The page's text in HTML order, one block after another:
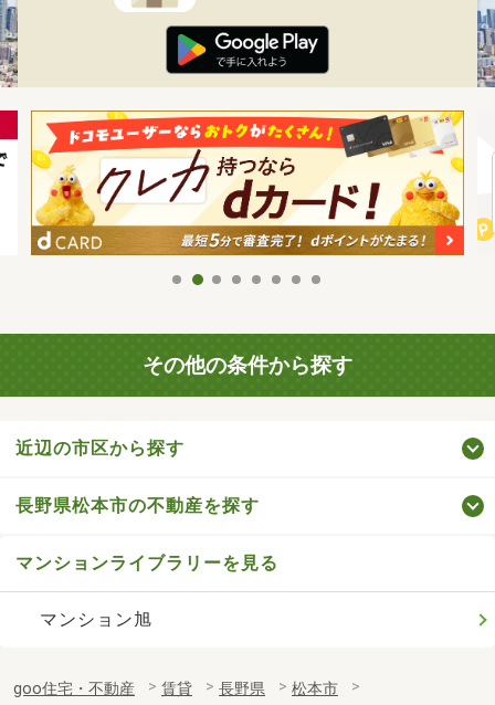
その他の条件から探す
近辺の市区から探す
長野県松本市の不動産を探す
マンションライブラリーを見る
マンション旭
goo住宅・不動産 賃貸 長野県
松本市